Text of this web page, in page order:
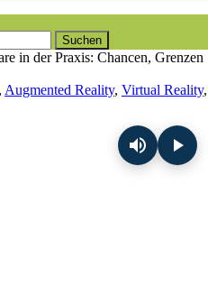
in der Praxis: Chancen, Grenzen
, Augmented Reality, Virtual Reality,